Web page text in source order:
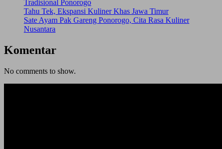
Tradisional Ponorogo
Tahu Tek, Ekspansi Kuliner Khas Jawa Timur
Sate Ayam Pak Gareng Ponorogo, Cita Rasa Kuliner
Nusantara
Komentar
No comments to show.